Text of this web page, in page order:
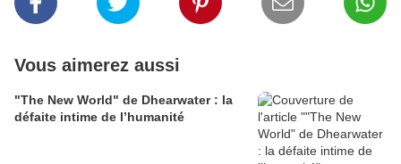
Vous aimerez aussi
"The New World" de Dhearwater : la
défaite intime de l’humanité